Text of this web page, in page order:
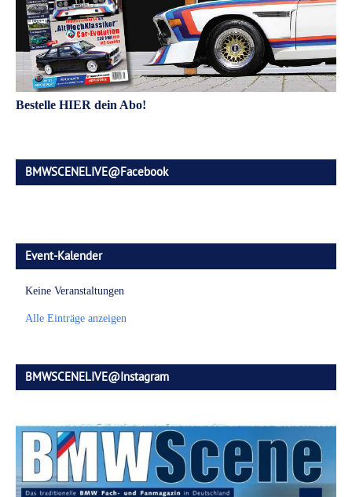
Bestelle HIER dein Abo!
BMWSCENELIVE@Facebook
Event-Kalender
Keine Veranstaltungen
Alle Einträge anzeigen
BMWSCENELIVE@Instagram